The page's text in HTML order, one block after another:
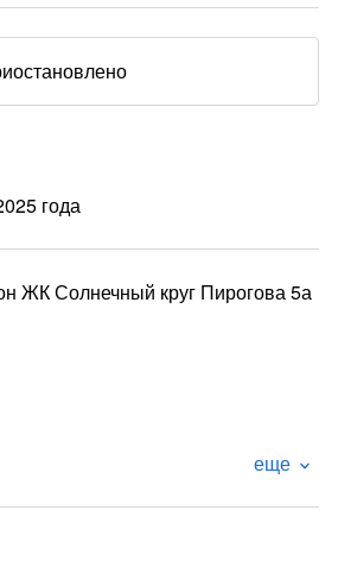
года
ЖК Солнечный круг Пирогова 5а
квартирка с великолепным
еще